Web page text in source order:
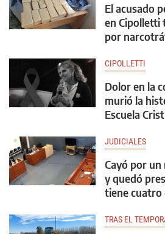
El acusado
en Cipolletti
por
CIPOLLETTI
Dolor en la
murió la
Escuela
JUDICIALES
Cayó por
y quedó
tiene cuatro
TRAS EL